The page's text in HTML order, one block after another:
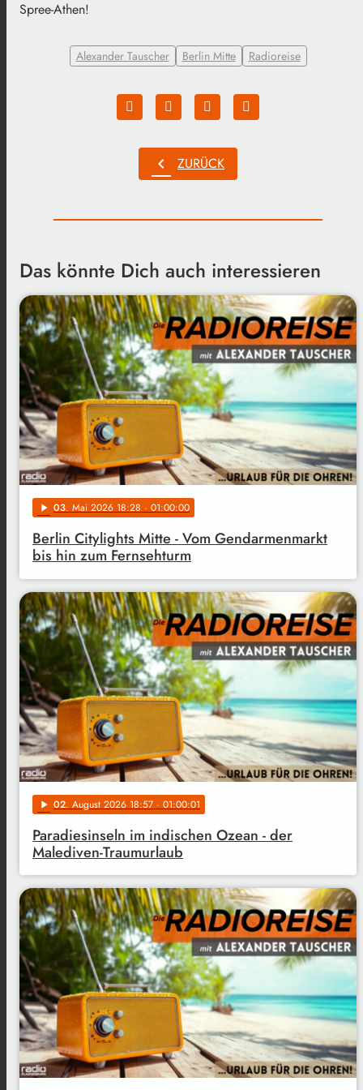
Spree-Athen!
Alexander Tauscher Berlin Mitte Radioreise
chevron_left ZURÜCK
Das könnte Dich auch interessieren
play_arrow 03. Mai 2026 18:28 · 01:00:00
Berlin Citylights Mitte - Vom Gendarmenmarkt
bis hin zum Fernsehturm
play_arrow 02. August 2026 18:57 · 01:00:01
Paradiesinseln im indischen Ozean - der
Malediven-Traumurlaub